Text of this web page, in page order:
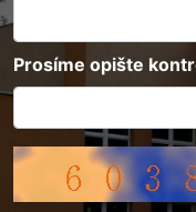
Prosíme opište